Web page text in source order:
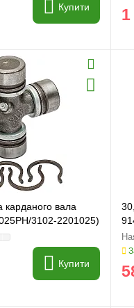
Купити
карданого вала
3102-2201025)
Купити